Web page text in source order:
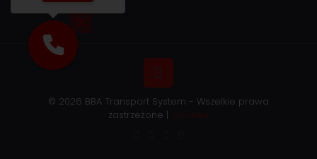
© 2026 BBA Transport System - Wszelkie prawa
zastrzeżone | Cookies